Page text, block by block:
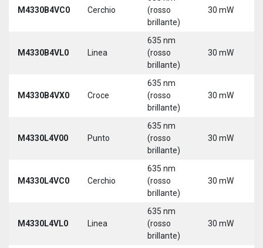
M4330B4VC0 Cerchio
(rosso
brillante)
30 mW
M4330B4VL0 Linea
635 nm
(rosso
brillante)
30 mW
M4330B4VX0 Croce
635 nm
(rosso
brillante)
30 mW
M4330L4V00 Punto
635 nm
(rosso
brillante)
30 mW
M4330L4VC0 Cerchio
635 nm
(rosso
brillante)
30 mW
M4330L4VL0 Linea
635 nm
(rosso
brillante)
30 mW